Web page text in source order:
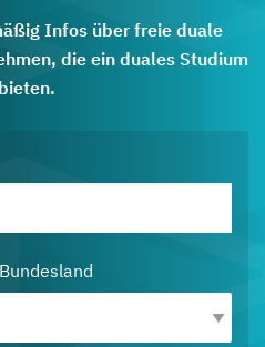
Infos über freie duale
die ein duales Studium